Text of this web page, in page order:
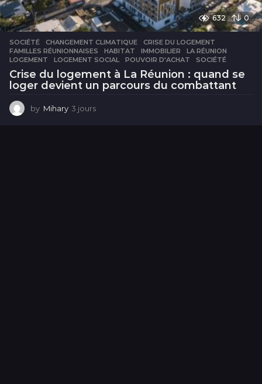
632 0
SOCIÉTÉ CHANGEMENT CLIMATIQUE ,CRISE DU LOGEMENT
FAMILLES RÉUNIONNAISES
,HABITAT ,IMMOBILIER ,LA RÉUNION
LOGEMENT
,LOGEMENT SOCIAL ,POUVOIR D'ACHAT ,SOCIÉTÉ
Crise du logement à La Réunion : quand se
loger devient un parcours du combattant
by Mihary 3 jours